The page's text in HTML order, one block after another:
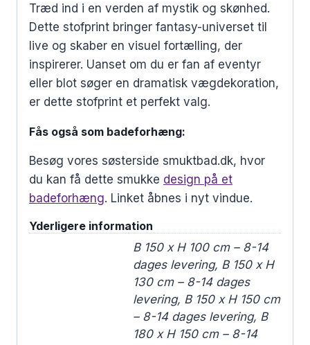
Træd ind i en verden af mystik og skønhed.
Dette stofprint bringer fantasy-universet til
live og skaber en visuel fortælling, der
inspirerer. Uanset om du er fan af eventyr
eller blot søger en dramatisk vægdekoration,
er dette stofprint et perfekt valg.
Fås også som badeforhæng:
Besøg vores søsterside smuktbad.dk, hvor
du kan få dette smukke design på et
badeforhæng. Linket åbnes i nyt vindue.
Yderligere information
B 150 x H 100 cm – 8-14
dages levering, B 150 x H
130 cm – 8-14 dages
levering, B 150 x H 150 cm
– 8-14 dages levering, B
180 x H 150 cm – 8-14